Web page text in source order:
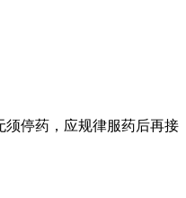
停药，应规律服药后再接